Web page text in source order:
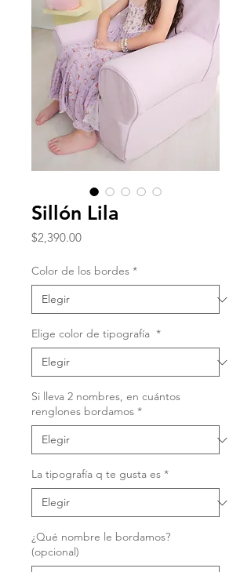
Sillón Lila
$2,390.00Precio
Color de los bordes *
Elige color de tipografía *
Si lleva 2 nombres, en cuántos
renglones bordamos *
La tipografía q te gusta es *
¿Qué nombre le bordamos?
(opcional)